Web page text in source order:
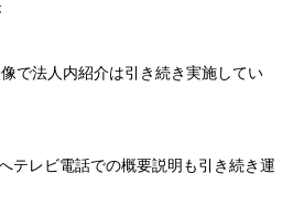
で法人内紹介は引き続き実施してい
テレビ電話での概要説明も引き続き運